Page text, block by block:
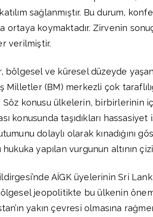
sağlanmıştır. Bu durum,
ortaya koymaktadır. Zirvenin
verilmiştir.
bölgesel ve küresel düzeyde
Milletler (BM) merkezli çok
konusu ülkelerin, birbirlerinin
konusunda taşıdıkları
dolaylı olarak kınadığını
hukuka yapılan vurgunun altının
AİGK üyelerinin Sri
jeopolitikte bu ülkenin
yakın çevresi olmasına